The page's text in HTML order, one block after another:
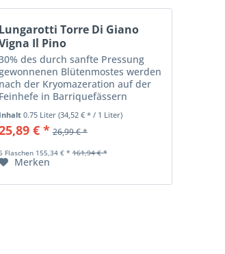
Lungarotti Torre Di Giano
Il Pino
des durch sanfte Pressung
Blütenmostes werden
nach der Kryomazeration auf der
Feinhefe in Barriquefässern
vergoren und 3 Monate lang bei
kontrollierter Temperatur (21?C)
die restlichen 70% werden
Inhalt 0.75 Liter (34,52 € * / 1 Liter)
€ * 26,99 € *
Flaschen 155,34 € * 161,94 € *
Merken